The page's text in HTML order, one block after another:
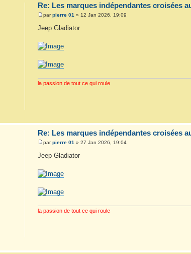
Re: Les marques indépendantes croisées
parpierre 01 » 12 Jan 2026, 19:09
Jeep Gladiator
la passion de tout ce qui roule
Re: Les marques indépendantes croisées
parpierre 01 » 27 Jan 2026, 19:04
Jeep Gladiator
la passion de tout ce qui roule